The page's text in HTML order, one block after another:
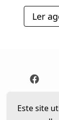
Este site
Ler
Lista de